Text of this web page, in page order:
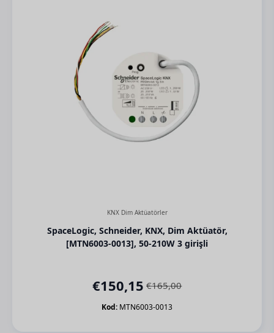
KNX Dim Aktüatörler
SpaceLogic, Schneider, KNX, Dim Aktüatör,
[MTN6003-0013], 50-210W 3 girişli
€165,00
Orijinal
fiyat:
€150,15Şu
andaki
Kod: MTN6003-0013